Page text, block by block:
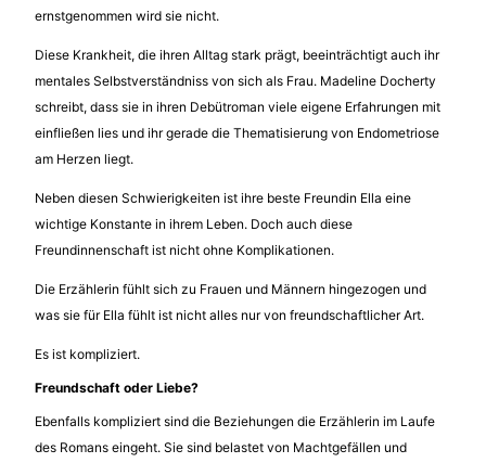
ernstgenommen wird sie nicht.
Diese Krankheit, die ihren Alltag stark prägt, beeinträchtigt auch ihr
mentales Selbstverständniss von sich als Frau. Madeline Docherty
schreibt, dass sie in ihren Debütroman viele eigene Erfahrungen mit
einfließen lies und ihr gerade die Thematisierung von Endometriose
am Herzen liegt.
Neben diesen Schwierigkeiten ist ihre beste Freundin Ella eine
wichtige Konstante in ihrem Leben. Doch auch diese
Freundinnenschaft ist nicht ohne Komplikationen.
Die Erzählerin fühlt sich zu Frauen und Männern hingezogen und
was sie für Ella fühlt ist nicht alles nur von freundschaftlicher Art.
Es ist kompliziert.
Freundschaft oder Liebe?
Ebenfalls kompliziert sind die Beziehungen die Erzählerin im Laufe
des Romans eingeht. Sie sind belastet von Machtgefällen und